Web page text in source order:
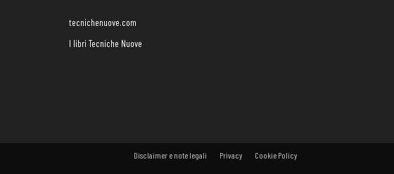
tecnichenuove.com
I libri Tecniche Nuove
Disclaimer e note legali Privacy Cookie Policy